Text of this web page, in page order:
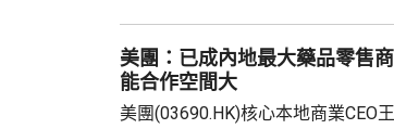
承等專業服務，相信對內地客戶有
力。 香港保險業聯會表示，截至目
美團：已成內地最大藥品零售
能合作空間大
美團(03690.HK)核心本地商業CEO